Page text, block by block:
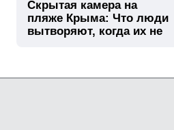
Скрытая камера на
пляже Крыма: Что люди
вытворяют, когда их не